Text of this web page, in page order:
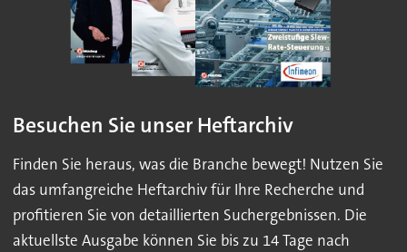
Besuchen Sie unser Heftarchiv
Finden Sie heraus, was die Branche bewegt! Nutzen Sie
das umfangreiche Heftarchiv für Ihre Recherche und
profitieren Sie von detaillierten Suchergebnissen. Die
aktuellste Ausgabe können Sie bis zu 14 Tage nach